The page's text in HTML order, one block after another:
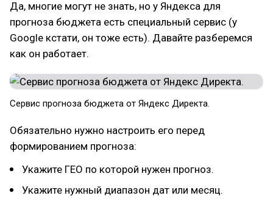
Да, многие могут не знать, но у Яндекса для
прогноза бюджета есть специальный сервис (у
Google кстати, он тоже есть). Давайте разберемся
как он работает.
Сервис прогноза бюджета от Яндекс Директа.
Обязательно нужно настроить его перед
формированием прогноза:
Укажите ГЕО по которой нужен прогноз.
Укажите нужный диапазон дат или месяц.